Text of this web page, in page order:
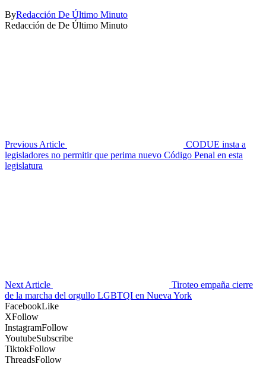
ByRedacción De Último Minuto
Redacción de De Último Minuto
Previous Article
CODUE insta a
legisladores no permitir que perima nuevo Código Penal en esta
legislatura
Next Article
Tiroteo empaña cierre
de la marcha del orgullo LGBTQI en Nueva York
FacebookLike
XFollow
InstagramFollow
YoutubeSubscribe
TiktokFollow
ThreadsFollow